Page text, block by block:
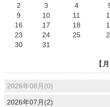
2
3 4
9
10 11
16
17 18
23
24 25
30
31
【
2026年08月(0)
2026年07月(2)